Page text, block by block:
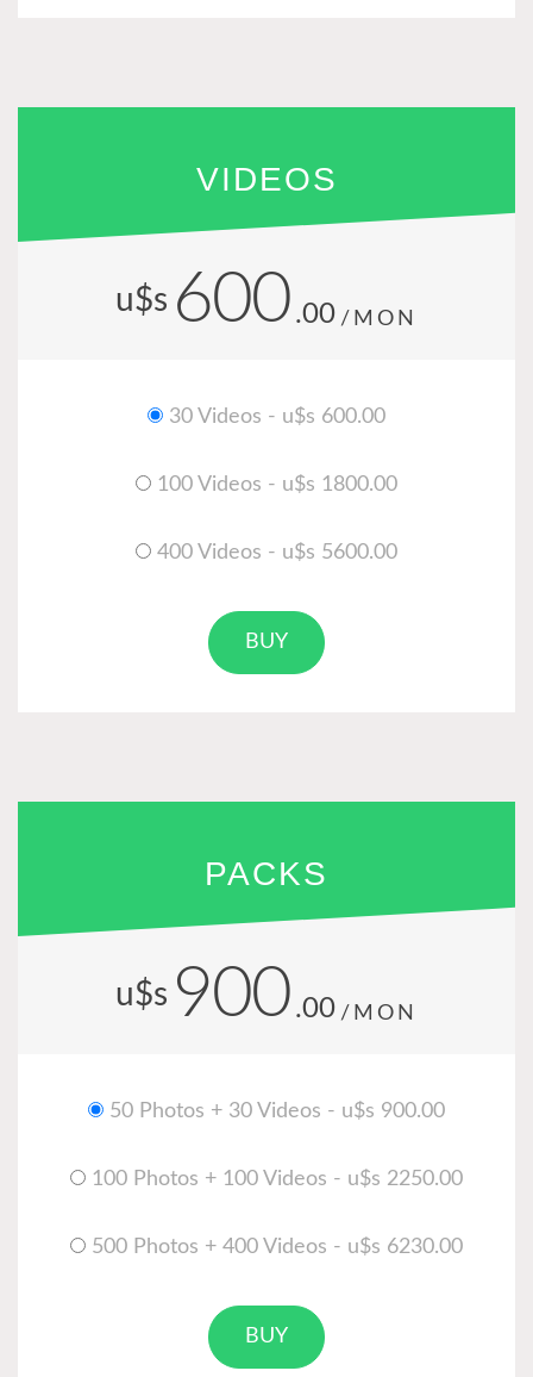
VIDEOS
u$s 600 .00 /MON
30 Videos - u$s 600.00
100 Videos - u$s 1800.00
400 Videos - u$s 5600.00
BUY
PACKS
u$s 900 .00 /MON
50 Photos + 30 Videos - u$s 900.00
100 Photos + 100 Videos - u$s 2250.00
500 Photos + 400 Videos - u$s 6230.00
BUY